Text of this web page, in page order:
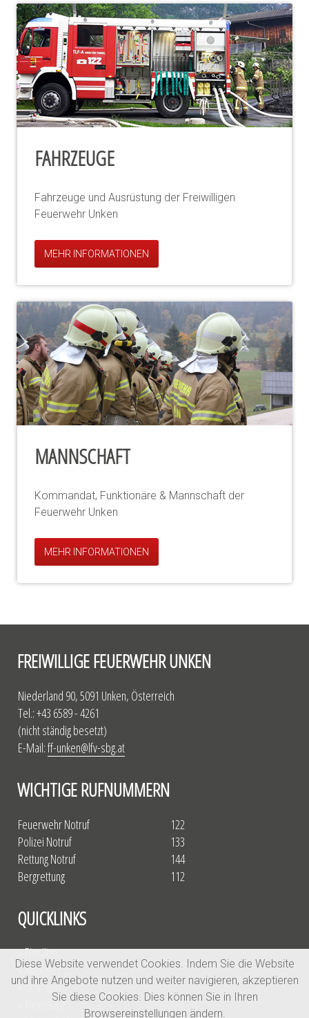
FAHRZEUGE
Fahrzeuge und Ausrüstung der Freiwilligen
Feuerwehr Unken
MEHR INFORMATIONEN
MANNSCHAFT
Kommandat, Funktionäre & Mannschaft der
Feuerwehr Unken
MEHR INFORMATIONEN
FREIWILLIGE FEUERWEHR UNKEN
Niederland 90, 5091 Unken, Österreich
Tel.: +43 6589 - 4261
(nicht ständig besetzt)
E-Mail:ff-unken@lfv-sbg.at
WICHTIGE RUFNUMMERN
Feuerwehr Notruf
Polizei Notruf
Rettung Notruf
Bergrettung
122
133
144
112
QUICKLINKS
» Einsätze
» Aktuelles
» Übungen
» Fahrzeuge
Diese Website verwendet Cookies. Indem Sie die Website
und ihre Angebote nutzen und weiter navigieren, akzeptieren
Sie diese Cookies. Dies können Sie in Ihren
Browsereinstellungen ändern.